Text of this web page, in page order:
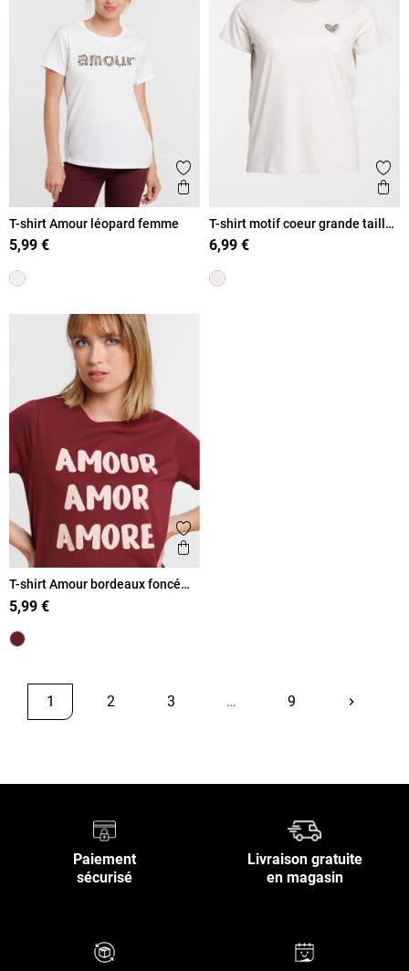
Ajouter aux favoris
Aperçu rapide
T-shirt Amour léopard femme
5,99 €
T-shirt motif coeur grande taille
femme
6,99 €
Ajouter aux favoris
Aperçu rapide
T-shirt Amour bordeaux foncé
femme
5,99 €
1 2 3 … 9 keyboard_arrow_rightSuivant
Paiement
sécurisé
Livraison gratuite
en magasin